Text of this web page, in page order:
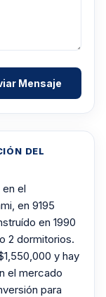
DEL
el
en 9195
en 1990
2 dormitorios.
y hay
el mercado
para